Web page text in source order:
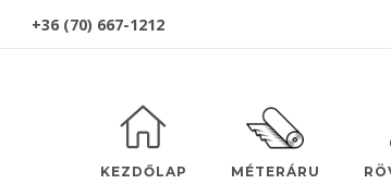
+36 (70) 667-1212
KEZDŐLAP MÉTERÁRU